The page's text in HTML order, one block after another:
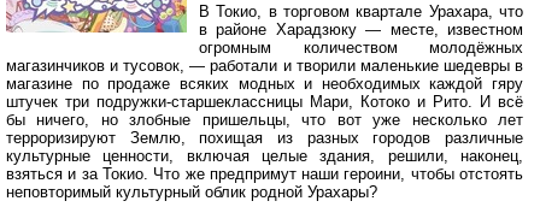
В Токио, в торговом квартале Урахара, что
в районе Харадзюку — месте, известном
огромным количеством молодёжных
магазинчиков и тусовок, — работали и творили маленькие шедевры в
магазине по продаже всяких модных и необходимых каждой гяру
штучек три подружки-старшеклассницы Мари, Котоко и Рито. И всё
бы ничего, но злобные пришельцы, что вот уже несколько лет
терроризируют Землю, похищая из разных городов различные
культурные ценности, включая целые здания, решили, наконец,
взяться и за Токио. Что же предпримут наши героини, чтобы отстоять
неповторимый культурный облик родной Урахары?